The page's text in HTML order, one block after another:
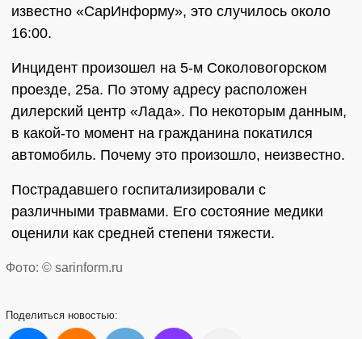
известно «СарИнформу», это случилось около
16:00.
Инцидент произошел на 5-м Соколовогорском
проезде, 25а. По этому адресу расположен
дилерский центр «Лада». По некоторым данным,
в какой-то момент на гражданина покатился
автомобиль. Почему это произошло, неизвестно.
Пострадавшего госпитализировали с
различными травмами. Его состояние медики
оценили как средней степени тяжести.
Фото: © sarinform.ru
Поделиться новостью: